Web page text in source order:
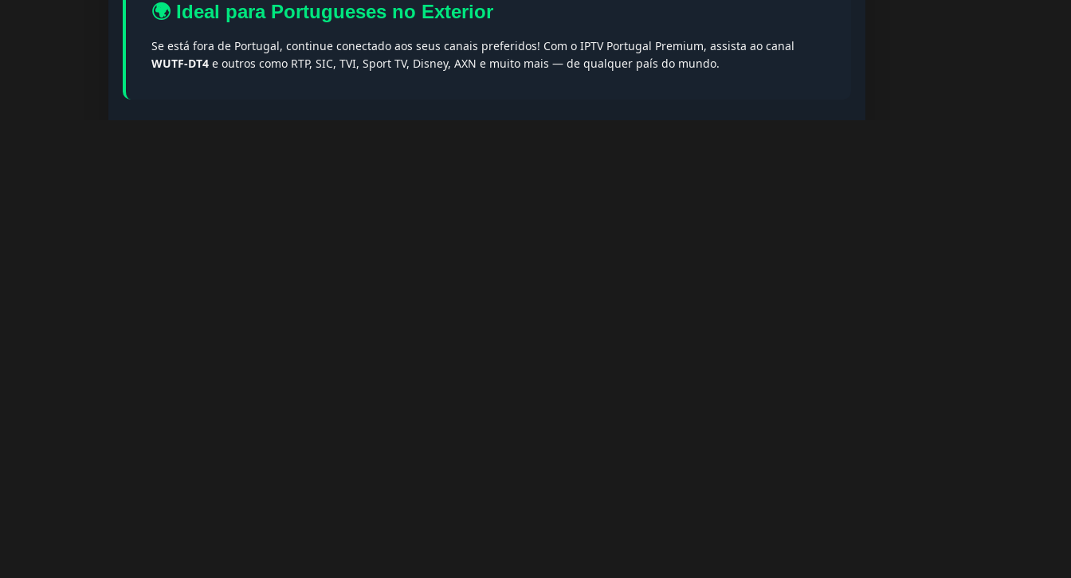
🌍 Ideal para Portugueses no Exterior
Se está fora de Portugal, continue conectado aos seus canais preferidos! Com o IPTV Portugal Premium, assista ao canal
WUTF-DT4 e outros como RTP, SIC, TVI, Sport TV, Disney, AXN e muito mais — de qualquer país do mundo.